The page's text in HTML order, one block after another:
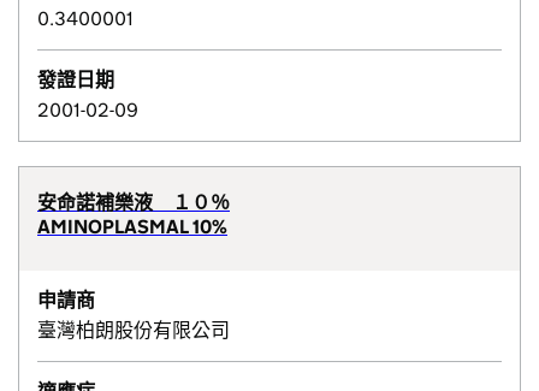
0.3400001
發證日期
2001-02-09
安命諾補樂液 １０％
AMINOPLASMAL 10%
申請商
臺灣柏朗股份有限公司